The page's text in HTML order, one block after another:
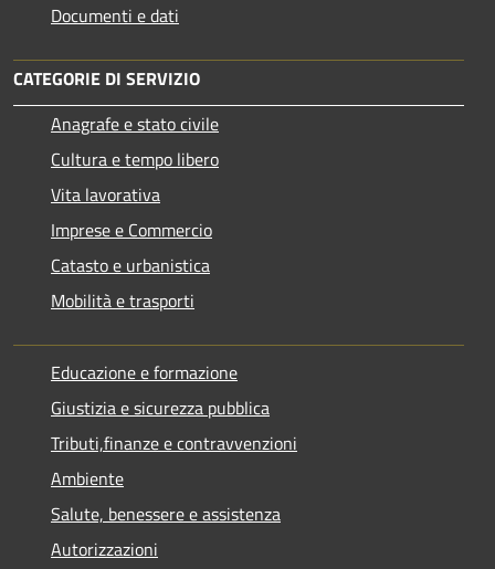
Documenti e dati
CATEGORIE DI SERVIZIO
Anagrafe e stato civile
Cultura e tempo libero
Vita lavorativa
Imprese e Commercio
Catasto e urbanistica
Mobilità e trasporti
Educazione e formazione
Giustizia e sicurezza pubblica
Tributi,finanze e contravvenzioni
Ambiente
Salute, benessere e assistenza
Autorizzazioni